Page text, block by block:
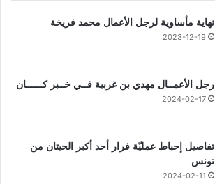
نهاية مأساوية لرجل الأعمال محمد فريخة
2023-12-19
رجل الأعمــال مهدي بن غربية فــي خــبر كــــــان
2024-02-17
تفاصيل إحباط عمليّة فرار أحد أكبر الحيتان من
تونس
2024-02-11